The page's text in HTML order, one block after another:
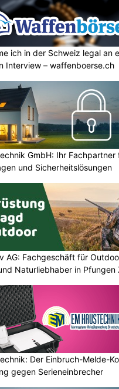
ich in der Schweiz legal an
Interview – waffenboerse.ch
GmbH: Ihr Fachpartner
und Sicherheitslösungen
AG: Fachgeschäft für
Naturliebhaber in Pfungen
Der Einbruch-Melde-
gegen Serieneinbrecher